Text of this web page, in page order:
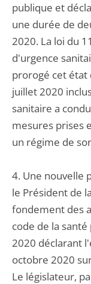
publique et
une durée de
2020. La loi du
d'urgence
prorogé cet état
juillet 2020
sanitaire a
mesures prises
un régime de
4. Une nouvelle
le Président de
fondement des
code de la
2020 déclarant
octobre 2020
Le législateur,